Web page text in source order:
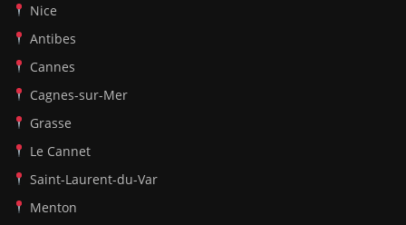
Nice
Antibes
Cannes
Cagnes-sur-Mer
Grasse
Le Cannet
Saint-Laurent-du-Var
Menton